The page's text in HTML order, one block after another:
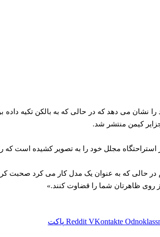
نشان می‌ دهد که در حالی که به بالکن تکیه
کیمن منتشر شد.
استراحتگاه مجلل خود را به تصویر کشیده است
بیماری لایم در حالی که به عنوان یک مدل کار می
روی ظاهرتان شما را قضاوت کنند.»
Reddit VKontakte پاکت